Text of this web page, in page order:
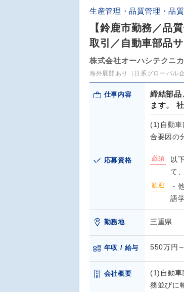
生産管理・品質管理・品
【鈴鹿市勤務／品
取引／自動車部品
株式会社オーハシテクニカ
海外展開あり（日系グローバル企
仕事内容
締結部品
ます。
(1)自動
合要因の
応募資格 必須
以
て
歓迎
・
語
勤務地 三重県
年収 / 給与 550万円
会社概要
(1)自動
務並びに